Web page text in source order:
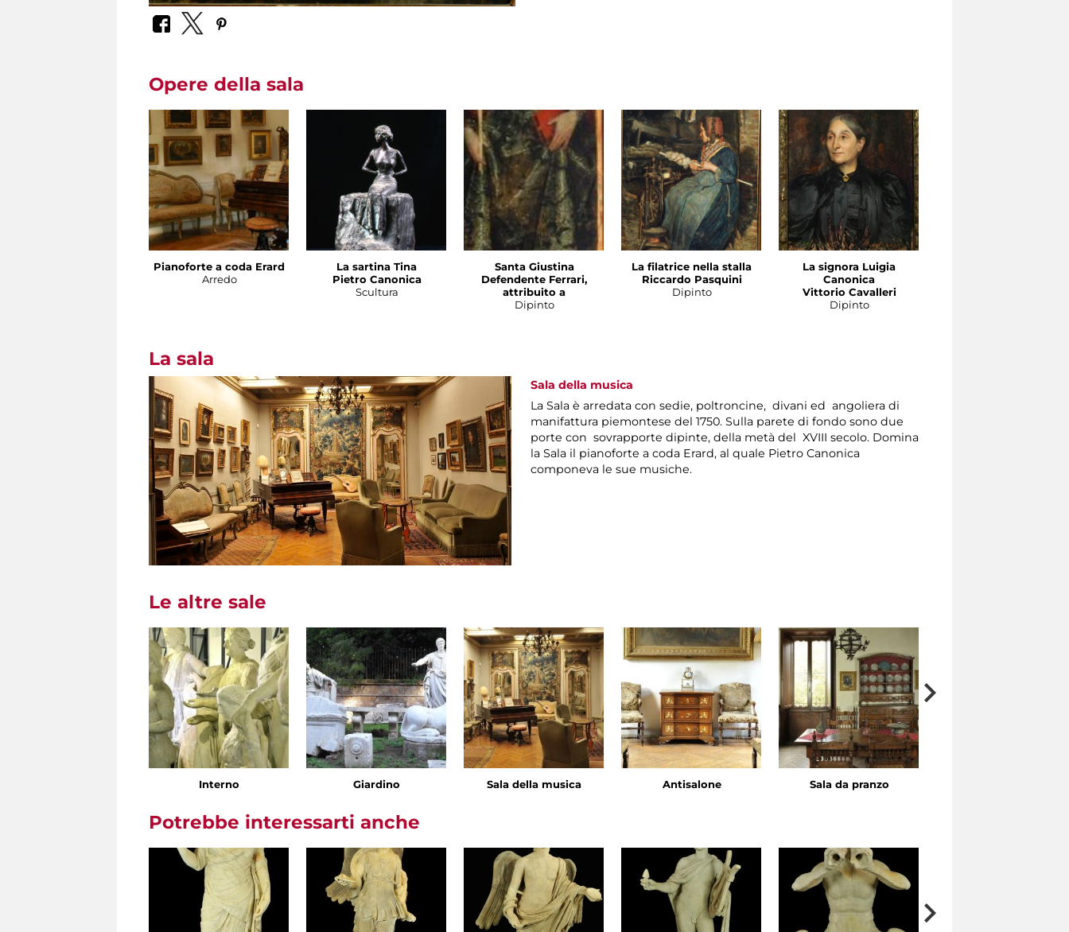
Opere della sala
Pianoforte a coda Erard
Arredo
La sartina Tina
Pietro Canonica
Scultura
Santa Giustina
Defendente Ferrari,
attribuito a
Dipinto
La filatrice nella stalla
Riccardo Pasquini
Dipinto
La signora Luigia
Canonica
Vittorio Cavalleri
Dipinto
La sala
Sala della musica
La Sala è arredata con sedie, poltroncine, divani ed angoliera di
manifattura piemontese del 1750. Sulla parete di fondo sono due
porte con sovrapporte dipinte, della metà del XVIII secolo. Domina
la Sala il pianoforte a coda Erard, al quale Pietro Canonica
componeva le sue musiche.
Le altre sale
Interno Giardino Sala della musica Antisalone Sala da pranzo
Potrebbe interessarti anche